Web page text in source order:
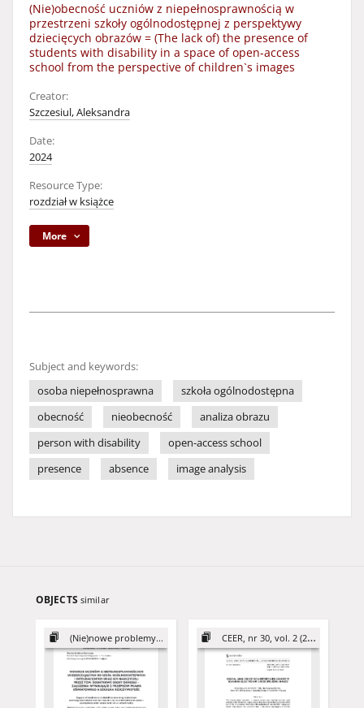
(Nie)obecność uczniów z niepełnosprawnością w
przestrzeni szkoły ogólnodostępnej z perspektywy
dziecięcych obrazów = (The lack of) the presence of
students with disability in a space of open-access
school from the perspective of children`s images
Creator:
Szczesiul, Aleksandra
Date:
2024
Resource Type:
rozdział w książce
More
Subject and keywords:
osoba niepełnosprawna
szkoła ogólnodostępna
obecność
nieobecność
analiza obrazu
person with disability
open-access school
presence
absence image analysis
OBJECTS similar
(Nie)nowe problemy... CEER, nr 30, vol. 2 (2020)